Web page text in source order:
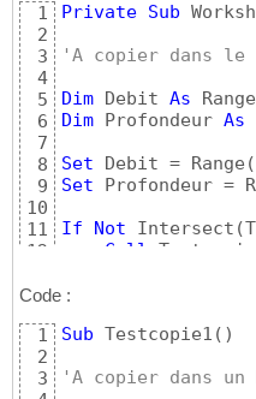
1
2
3
4
5
6
7
8
9
10
11
12
14
Private Sub
'A copier dans le
Dim Debit As
Dim Profondeur As
Set Debit = Range (
Set Profondeur =
If
Not Intersect (
Call
Code :
1
2
3
Sub Testcopie1 ( )
'A copier dans un